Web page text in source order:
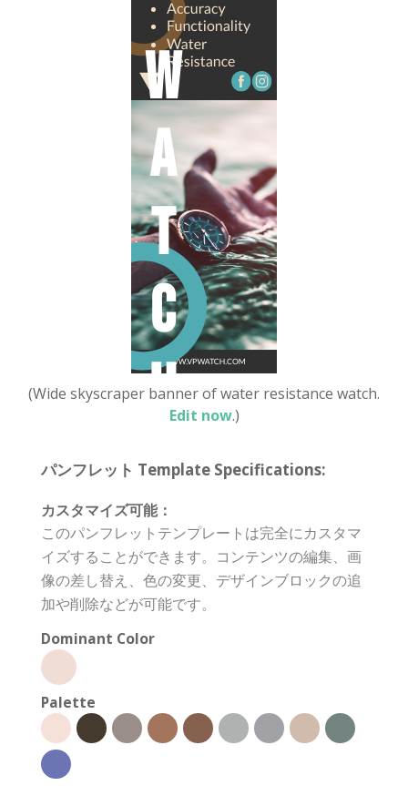
(Wide skyscraper banner of water resistance watch.
Edit now.)
パンフレット Template Specifications:
カスタマイズ可能：
このパンフレットテンプレートは完全にカスタマ
イズすることができます。コンテンツの編集、画
像の差し替え、色の変更、デザインブロックの追
加や削除などが可能です。
Dominant Color
Palette